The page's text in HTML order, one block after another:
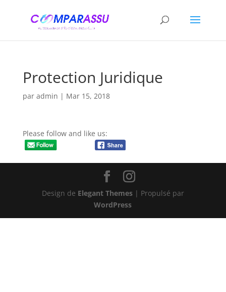
Protection Juridique
par admin | Mar 15, 2018
Please follow and like us:
Design de Elegant Themes| Propulsé par
WordPress